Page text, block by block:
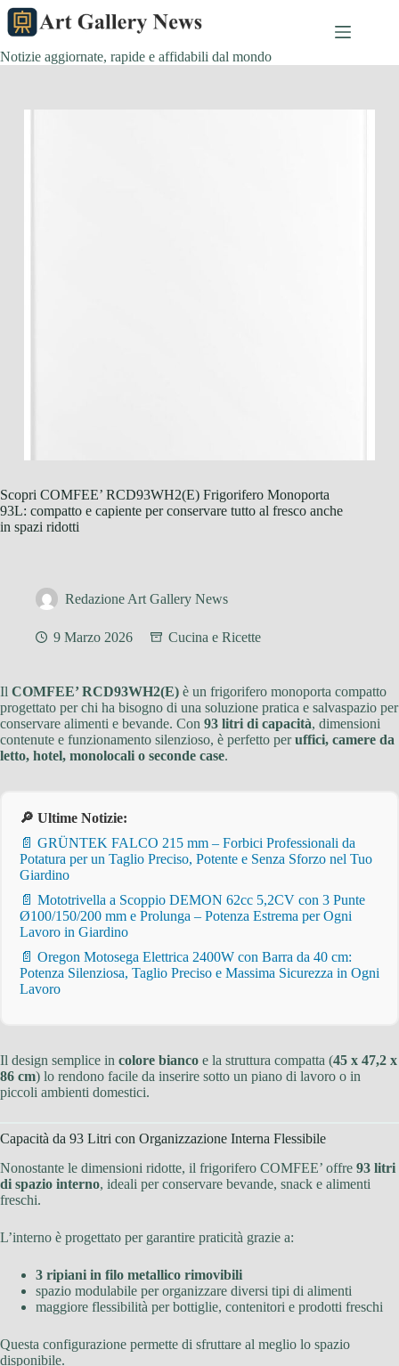
Salta
contenuto
Notizie aggiornate, rapide e affidabili dal mondo
Scopri COMFEE’ RCD93WH2(E) Frigorifero Monoporta
93L: compatto e capiente per conservare tutto al fresco anche
in spazi ridotti
Redazione Art Gallery News
9 Marzo 2026 Cucina e Ricette
Il COMFEE’ RCD93WH2(E) è un frigorifero monoporta compatto
progettato per chi ha bisogno di una soluzione pratica e salvaspazio per
conservare alimenti e bevande. Con 93 litri di capacità, dimensioni
contenute e funzionamento silenzioso, è perfetto peruffici, camere da
letto, hotel, monolocali o seconde case.
🔎 Ultime Notizie:
📄 GRÜNTEK FALCO 215 mm – Forbici Professionali da
Potatura per un Taglio Preciso, Potente e Senza Sforzo nel Tuo
Giardino
📄 Mototrivella a Scoppio DEMON 62cc 5,2CV con 3 Punte
Ø100/150/200 mm e Prolunga – Potenza Estrema per Ogni
Lavoro in Giardino
📄 Oregon Motosega Elettrica 2400W con Barra da 40 cm:
Potenza Silenziosa, Taglio Preciso e Massima Sicurezza in Ogni
Lavoro
Il design semplice in colore bianco e la struttura compatta (45 x 47,2 x
86 cm) lo rendono facile da inserire sotto un piano di lavoro o in
piccoli ambienti domestici.
Capacità da 93 Litri con Organizzazione Interna Flessibile
Nonostante le dimensioni ridotte, il frigorifero COMFEE’ offre 93 litri
di spazio interno, ideali per conservare bevande, snack e alimenti
freschi.
L’interno è progettato per garantire praticità grazie a:
3 ripiani in filo metallico rimovibili
spazio modulabile per organizzare diversi tipi di alimenti
maggiore flessibilità per bottiglie, contenitori e prodotti freschi
Questa configurazione permette di sfruttare al meglio lo spazio
disponibile.